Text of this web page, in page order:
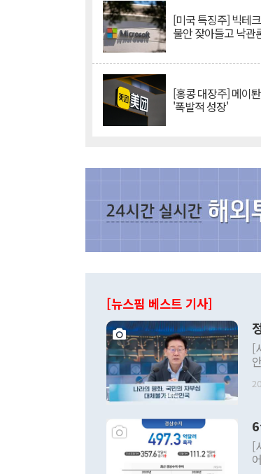
[미국 특징주] 빅테
불안 잦아들고 낙관
[홍콩 대장주] 메이
'폭발적 성장'
[뉴스핌 베스트 기사]
[
[